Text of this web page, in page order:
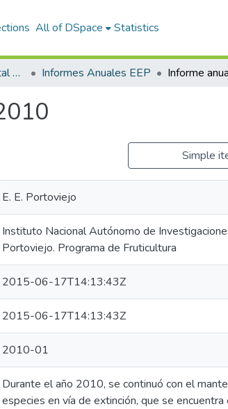
All of DSpace Statistics
3.- Estación Experimental Portoviejo Informes Anuales EEP Informe
Simple
E. E. Portoviejo
Instituto Nacional Autónomo de
Portoviejo. Programa de Fruticultura
2015-06-17T14:13:43Z
2015-06-17T14:13:43Z
2010-01
Durante el año 2010, se continuó con el
especies en vía de extinción, que se